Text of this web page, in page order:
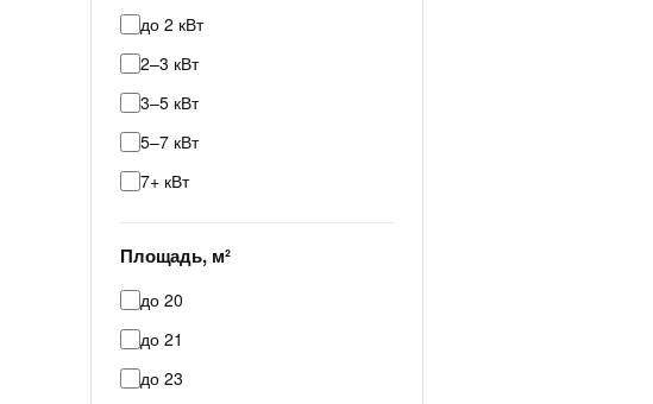
до 2 кВт
2–3 кВт
3–5 кВт
5–7 кВт
7+ кВт
Площадь, м²
до 20
до 21
до 23